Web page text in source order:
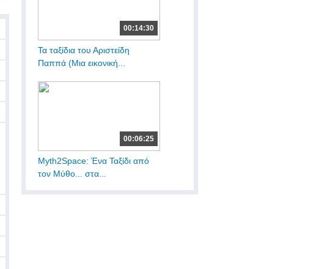
00:14:30
Τα ταξίδια του Αριστείδη
Παππά (Μια εικονική...
00:06:25
Myth2Space: Ένα Ταξίδι από
τον Μύθο... στα...